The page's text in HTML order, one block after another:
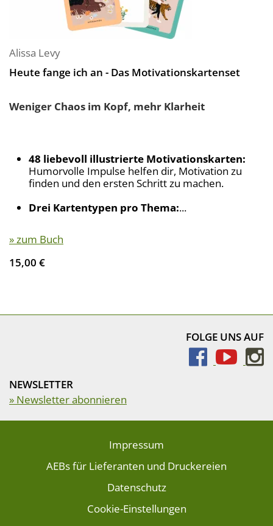
Alissa Levy
Heute fange ich an - Das Motivationskartenset
Weniger Chaos im Kopf, mehr Klarheit
48 liebevoll illustrierte Motivationskarten:
Humorvolle Impulse helfen dir, Motivation zu
finden und den ersten Schritt zu machen.
Drei Kartentypen pro Thema:...
» zum Buch
15,00 €
FOLGE UNS AUF
NEWSLETTER
» Newsletter abonnieren
Impressum
AEBs für Lieferanten und Druckereien
Datenschutz
Cookie-Einstellungen